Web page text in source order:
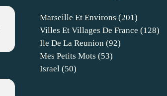
Marseille Et Environs (201)
Villes Et Villages De France (128)
Ile De La Reunion (92)
Mes Petits Mots (53)
Israel (50)